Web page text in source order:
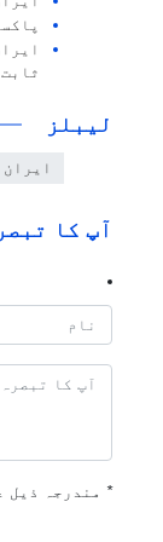
لیبلز
ایران
آپ کا
* مندرجہ ذیل